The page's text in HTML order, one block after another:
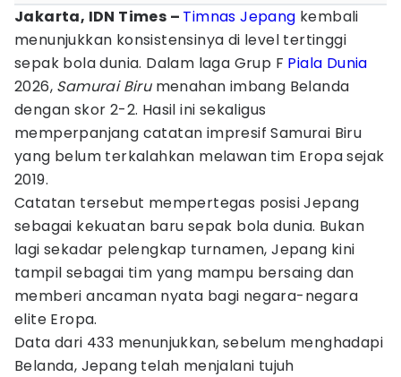
Jakarta, IDN Times – Timnas Jepang kembali
menunjukkan konsistensinya di level tertinggi
sepak bola dunia. Dalam laga Grup F Piala Dunia
2026, Samurai Birumenahan imbang Belanda
dengan skor 2-2. Hasil ini sekaligus
memperpanjang catatan impresif Samurai Biru
yang belum terkalahkan melawan tim Eropa sejak
2019.
Catatan tersebut mempertegas posisi Jepang
sebagai kekuatan baru sepak bola dunia. Bukan
lagi sekadar pelengkap turnamen, Jepang kini
tampil sebagai tim yang mampu bersaing dan
memberi ancaman nyata bagi negara-negara
elite Eropa.
Data dari 433 menunjukkan, sebelum menghadapi
Belanda, Jepang telah menjalani tujuh